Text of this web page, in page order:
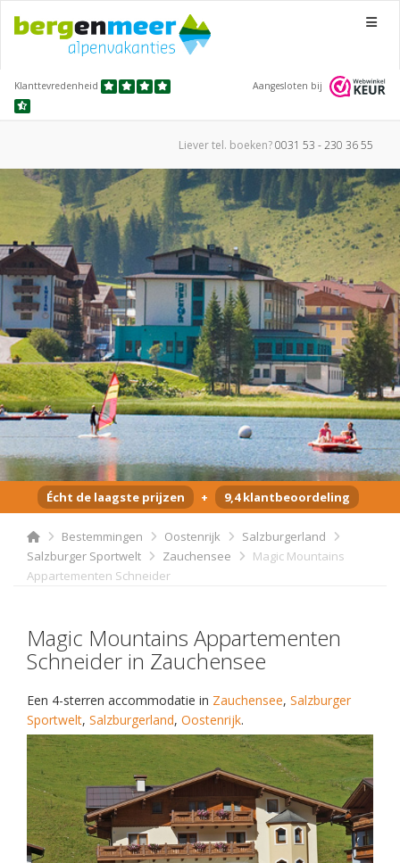
Menu
Klanttevredenheid Aangesloten bij
Liever tel. boeken?0031 53 - 230 36 55
Écht de laagste prijzen + 9,4 klantbeoordeling
Bestemmingen Oostenrijk
Salzburgerland
Salzburger Sportwelt
Zauchensee
Magic Mountains
Appartementen Schneider
Magic Mountains Appartementen
Schneider in Zauchensee
Een 4-sterren accommodatie in Zauchensee, Salzburger
Sportwelt, Salzburgerland, Oostenrijk.